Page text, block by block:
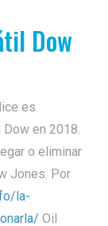
Dow
es
en 2018.
o eliminar
Jones. Por
la-
Oil